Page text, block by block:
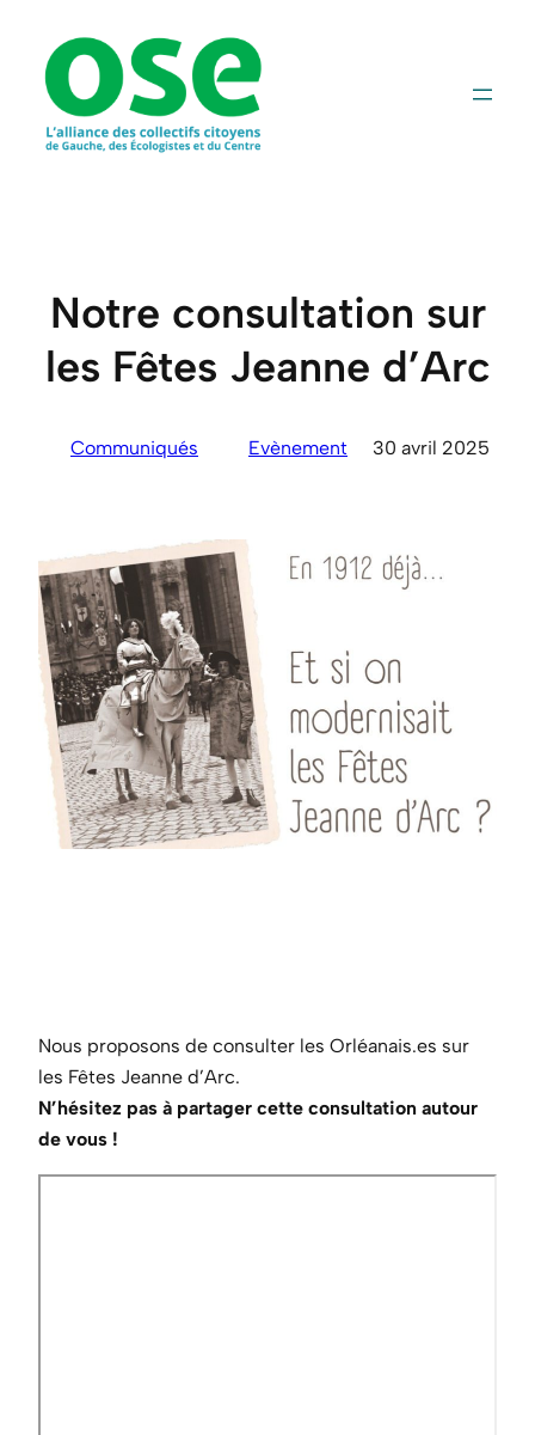
contenu
Notre consultation sur
les Fêtes Jeanne d’Arc
Communiqués Evènement 30 avril 2025
Nous proposons de consulter les Orléanais.es sur
les Fêtes Jeanne d’Arc.
N’hésitez pas à partager cette consultation autour
de vous !